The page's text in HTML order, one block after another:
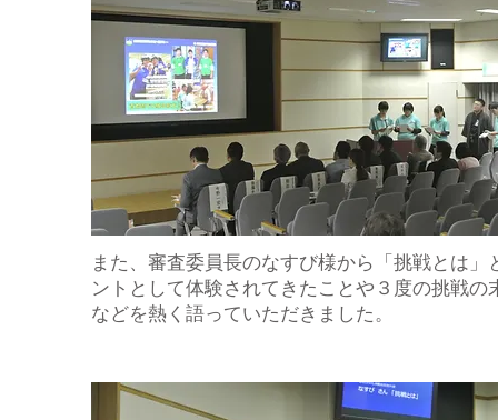
​△最優秀賞を受賞した福島県立会津農林高校園
また、審査委員長のなすび様から「挑戦とは
ントとして体験されてきたことや３度の挑戦
などを熱く語っていただきました。